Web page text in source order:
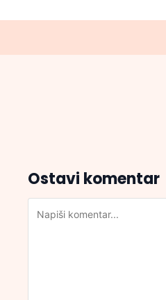
Ostavi komentar